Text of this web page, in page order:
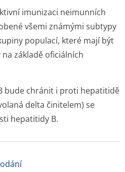
imunizaci neimunních
všemi známými subtypy
populací, které mají být
základě oficiálních
bude chránit i proti hepatitidě
delta činitelem) se
hepatitidy B.